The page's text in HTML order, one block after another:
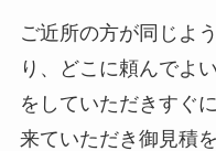
ご近所の方が同じよ
り、どこに頼んでよ
をしていただきすぐ
来ていただき御見積